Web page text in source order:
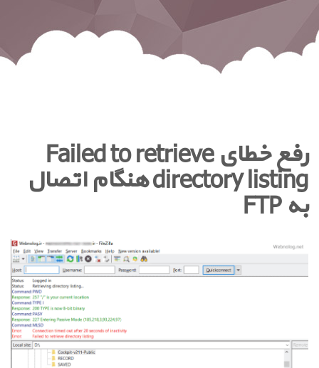
رفع خطای Failed to retrieve
directory listing هنگام اتصال
به FTP